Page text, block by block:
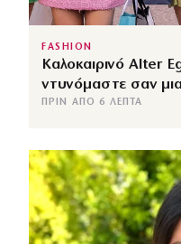
FASHION
Καλοκαιρινό Alter
ντυνόμαστε σαν
ΠΡΙΝ ΑΠΌ 6 ΛΕΠΤΆ